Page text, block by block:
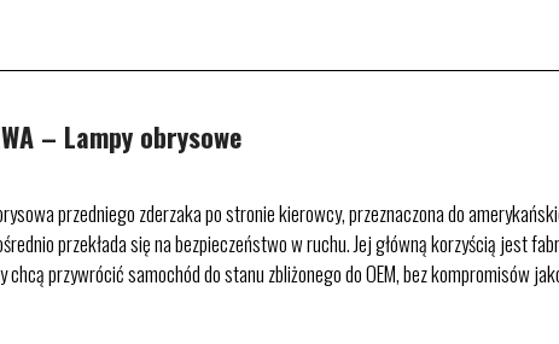
– Lampy obrysowe
przedniego zderzaka po stronie kierowcy, przeznaczona do
przekłada się na bezpieczeństwo w ruchu. Jej główną korzyścią jest
przywrócić samochód do stanu zbliżonego do OEM, bez kompromisów